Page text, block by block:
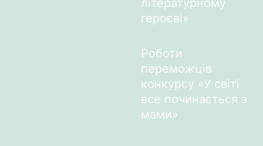
літературному
героєві»
Роботи
переможців
конкурсу «У світі
все починається з
мами»